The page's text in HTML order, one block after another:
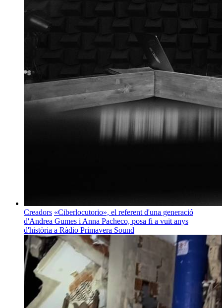
Creadors «Ciberlocutorio», el referent d'una generació
d'Andrea Gumes i Anna Pacheco, posa fi a vuit anys
d'història a Ràdio Primavera Sound